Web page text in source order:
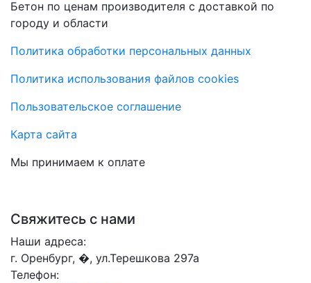
Бетон по ценам производителя с доставкой по
городу и области
Политика обработки персональных данных
Политика использования файлов cookies
Пользовательское соглашение
Карта сайта
Мы принимаем к оплате
Свяжитесь с нами
Наши адреса:
г. Оренбург, �, ул.Терешкова 297а
Телефон: